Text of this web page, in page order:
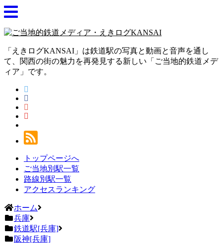
「えきログKANSAI」は鉄道駅の写真と動画と音声を通し
て、関西の街の魅力を再発見する新しい「ご当地的鉄道メデ
ィア」です。
トップページへ
ご当地別駅一覧
路線別駅一覧
アクセスランキング
ホーム
兵庫
鉄道駅[兵庫]
阪神[兵庫]